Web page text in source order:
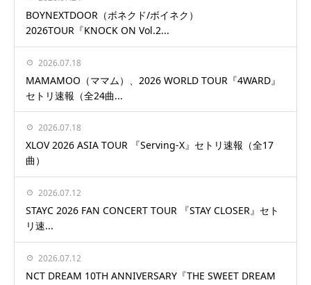
BOYNEXTDOOR（ボネクド/ボイネク）
2026TOUR『KNOCK ON Vol.2...
2026.07.18
MAMAMOO（ママム）、2026 WORLD TOUR『4WARD』
セトリ速報（全24曲...
2026.07.18
XLOV 2026 ASIA TOUR 『Serving-X』セトリ速報（全17
曲）
2026.07.12
STAYC 2026 FAN CONCERT TOUR 『STAY CLOSER』セト
リ速...
2026.07.12
NCT DREAM 10TH ANNIVERSARY『THE SWEET DREAM